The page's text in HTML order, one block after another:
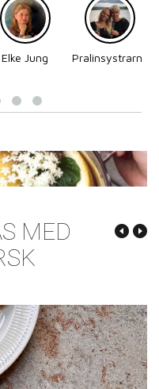
Elke Jung
Pralinsystrarna
MED